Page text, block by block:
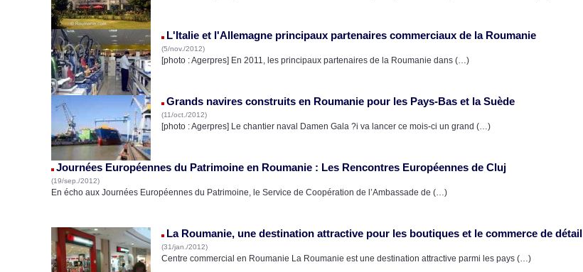
L'Italie et l'Allemagne principaux partenaires commerciaux de la Roumanie
(5/nov./2012)
[photo : Agerpres] En 2011, les principaux partenaires de la Roumanie dans (…)
Grands navires construits en Roumanie pour les Pays-Bas et la Suède
(11/oct./2012)
[photo : Agerpres] Le chantier naval Damen Gala ?i va lancer ce mois-ci un grand (…)
Journées Européennes du Patrimoine en Roumanie : Les Rencontres Européennes de Cluj
(19/sep./2012)
En écho aux Journées Européennes du Patrimoine, le Service de Coopération de l’Ambassade de (…)
La Roumanie, une destination attractive pour les boutiques et le commerce de détail
(31/jan./2012)
Centre commercial en Roumanie La Roumanie est une destination attractive parmi les pays (…)